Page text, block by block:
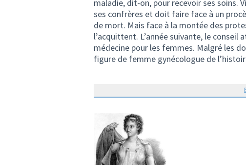
maladie, dit-on, pour recevoir ses soins.
ses confrères et doit faire face à un
de mort. Mais face à la montée des
l’acquittent. L’année suivante, le
médecine pour les femmes. Malgré les
figure de femme gynécologue de